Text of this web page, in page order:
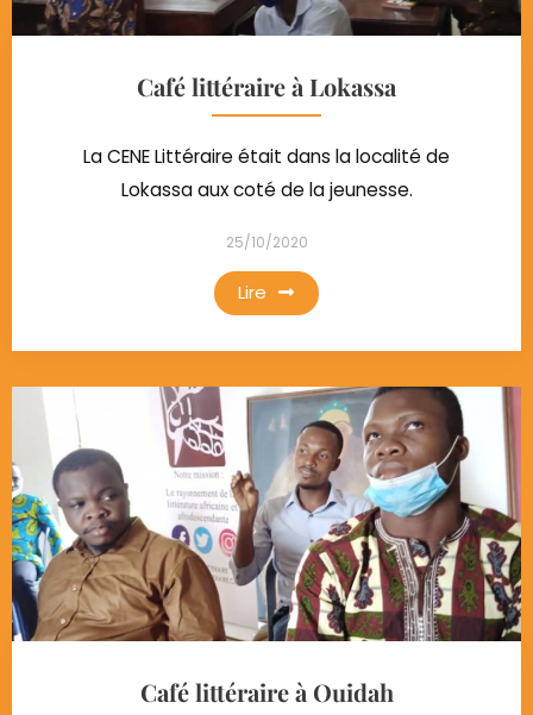
Café littéraire à Lokassa
La CENE Littéraire était dans la localité de
Lokassa aux coté de la jeunesse.
25/10/2020
Lire
Café littéraire à Ouidah